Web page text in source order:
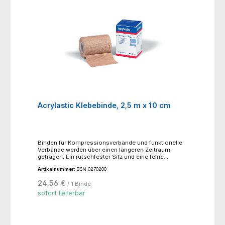
Acrylastic Klebebinde, 2,5 m x 10 cm
Binden für Kompressionsverbände und funktionelle
Verbände werden über einen längeren Zeitraum
getragen. Ein rutschfester Sitz und eine feine
vorausgesetzt. Acrylastic® erfüllt diese
durch ein wasserabweisendes Gewebe. Acrylastic®
ist eine selbstklebende Binde mit einer maximalen
Artikelnummer: BSN 0270200
24,56 € / 1 Binde
sofort lieferbar